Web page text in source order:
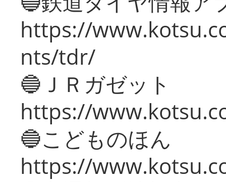
https://
nts/tdr/
🔵ＪＲガゼット
https://
🔵こどものほん
https://